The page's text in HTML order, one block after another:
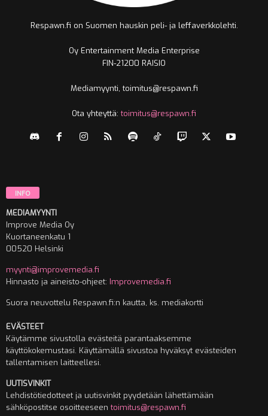
Respawn.fi on Suomen hauskin peli- ja leffaverkkolehti.
Oy Entertainment Media Enterprise
FIN-21200 RAISIO
Mediamyynti, toimitus@respawn.fi
Ota yhteyttä:toimitus@respawn.fi
INFO
MEDIAMYYNTI
Improve Media Oy
Kuortaneenkatu 1
00520 Helsinki
myynti@improvemedia.fi
Hinnasto ja aineisto-ohjeet: Improvemedia.fi
Suora neuvottelu Respawn.fi:n kautta, ks. mediakortti
EVÄSTEET
Käytämme sivustolla evästeitä parantaaksemme
käyttökokemustasi. Käyttämällä sivustoa hyväksyt evästeiden
tallentamisen laitteellesi.
UUTISVINKIT
Lehdistötiedotteet ja uutisvinkit pyydetään lähettämään
sähköpostitse osoitteeseentoimitus@respawn.fi